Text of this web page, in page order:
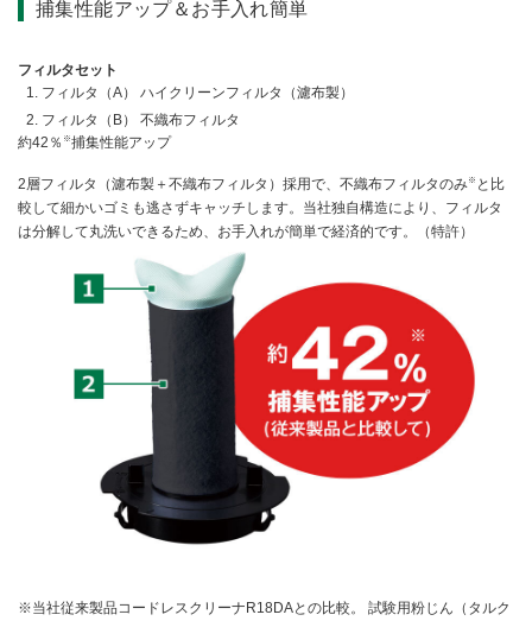
捕集性能アップ＆お手入れ簡単
フィルタセット
フィルタ（A） ハイクリーンフィルタ（濾布製）
フィルタ（B） 不織布フィルタ
約42％ ※捕集性能アップ
2層フィルタ（濾布製＋不織布フィルタ）採用で、不織布フィルタのみ※ と比
較して細かいゴミも逃さずキャッチします。当社独自構造により、フィルタ
は分解して丸洗いできるため、お手入れが簡単で経済的です。（特許）
当社従来製品コードレスクリーナR18DAとの比較。 試験用粉じん（タルク